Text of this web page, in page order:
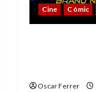
Cine Cómic
Oscar Ferrer